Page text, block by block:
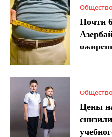
Общество
Почти
Общество
Цены